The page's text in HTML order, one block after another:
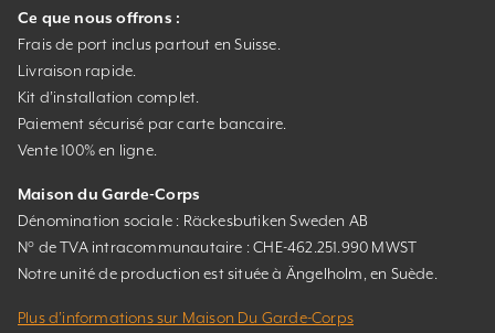
Ce que nous offrons :
Frais de port inclus partout en Suisse.
Livraison rapide.
Kit d’installation complet.
Paiement sécurisé par carte bancaire.
Vente 100% en ligne.
Maison du Garde-Corps
Dénomination sociale : Räckesbutiken Sweden AB
N° de TVA intracommunautaire : CHE-462.251.990 MWST
Notre unité de production est située à Ängelholm, en Suède.
Plus d’informations sur Maison Du Garde-Corps